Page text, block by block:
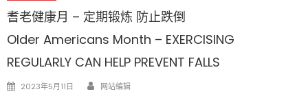
耆老健康月 – 定期锻炼 防止跌倒
Older Americans Month – EXERCISING
REGULARLY CAN HELP PREVENT FALLS
Posted
2023年5月11日 Author
网站编辑